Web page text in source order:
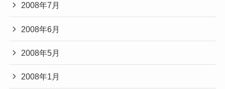
2008年7月
2008年6月
2008年5月
2008年1月